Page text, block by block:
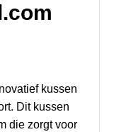
kussen
Dit kussen
die zorgt voor